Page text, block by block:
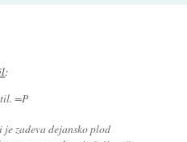
:
=P
zadeva dejansko plod